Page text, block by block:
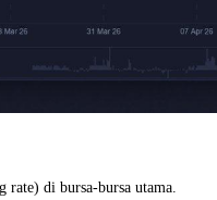
di bursa-bursa utama.